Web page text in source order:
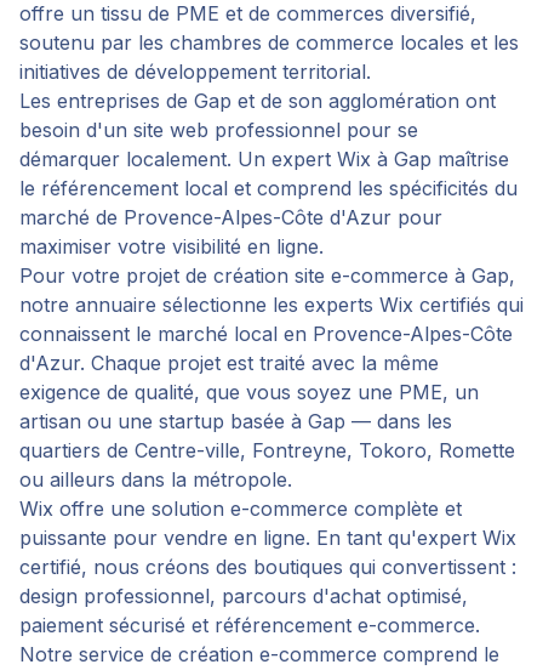
offre un tissu de PME et de commerces diversifié,
soutenu par les chambres de commerce locales et les
initiatives de développement territorial.
Les entreprises de Gap et de son agglomération ont
besoin d'un site web professionnel pour se
démarquer localement. Un expert Wix à Gap maîtrise
le référencement local et comprend les spécificités du
marché de Provence-Alpes-Côte d'Azur pour
maximiser votre visibilité en ligne.
Pour votre projet de création site e-commerce à Gap,
notre annuaire sélectionne les experts Wix certifiés qui
connaissent le marché local en Provence-Alpes-Côte
d'Azur. Chaque projet est traité avec la même
exigence de qualité, que vous soyez une PME, un
artisan ou une startup basée à Gap — dans les
quartiers de Centre-ville, Fontreyne, Tokoro, Romette
ou ailleurs dans la métropole.
Wix offre une solution e-commerce complète et
puissante pour vendre en ligne. En tant qu'expert Wix
certifié, nous créons des boutiques qui convertissent :
design professionnel, parcours d'achat optimisé,
paiement sécurisé et référencement e-commerce.
Notre service de création e-commerce comprend le